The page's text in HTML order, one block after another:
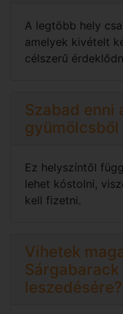
A legtöbb hely
amelyek kivételt
célszerű
Szabad enni
gyümölcsből
Ez helyszíntől
lehet kóstolni,
kell fizetni.
Vihetek
leszedésére?